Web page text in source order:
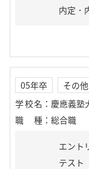
内定・
05年卒 その他
学校名 ： 慶應義塾
職種 ： 総合職
エント
テスト